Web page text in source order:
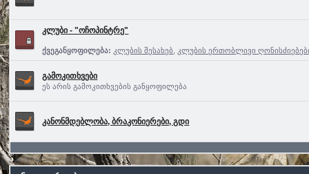
კლუბი - "ოჩოპინტრე"
ქვეგანყოფილება: კლუბის შესახებ კლუბის ერთობლივი
გამოკითხვები
ეს არის გამოკითხვების განყოფილება
კანონმდებლობა, ბრაკონიერები, გდი